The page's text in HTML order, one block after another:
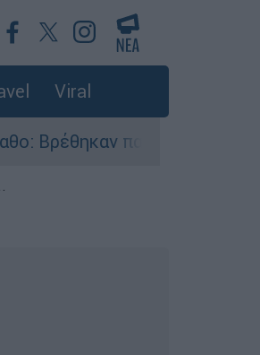
Viral
πυρομαχικά στο